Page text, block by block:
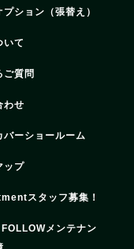
プション（張替え）
いて
ご質問
わせ
バーショールーム
ップ
スタッフ募集！
メンテナン